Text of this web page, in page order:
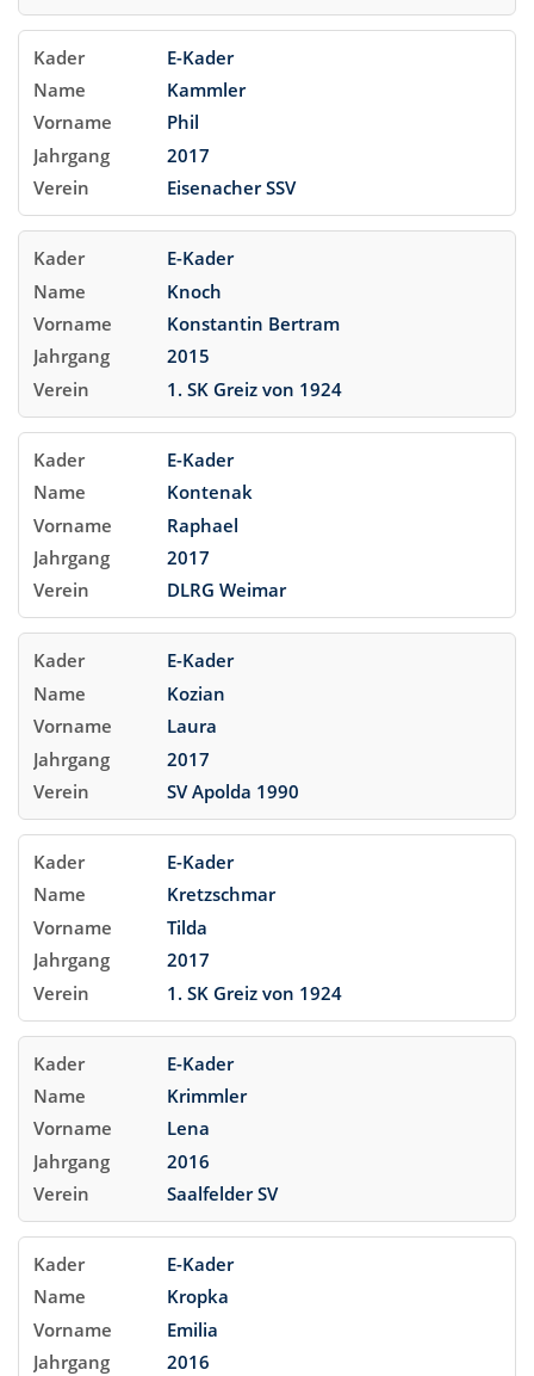
E-Kader
Kammler
Phil
2017
Eisenacher SSV
E-Kader
Knoch
Konstantin Bertram
2015
1. SK Greiz von 1924
E-Kader
Kontenak
Raphael
2017
DLRG Weimar
E-Kader
Kozian
Laura
2017
SV Apolda 1990
E-Kader
Kretzschmar
Tilda
2017
1. SK Greiz von 1924
E-Kader
Krimmler
Lena
2016
Saalfelder SV
E-Kader
Kropka
Emilia
2016